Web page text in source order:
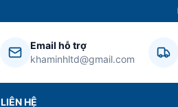
Email hỗ trợ
khaminhltd@gmail.com
LIÊN HỆ